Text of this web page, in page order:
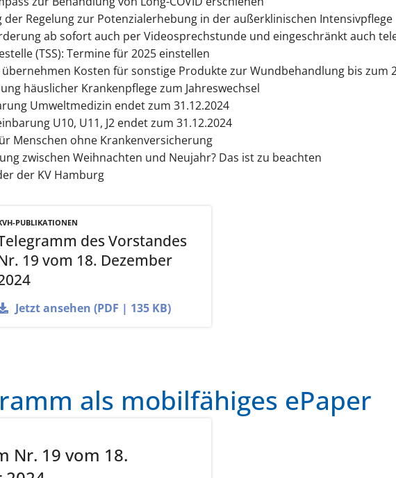
der Regelung zur Potenzialerhebung in der außerklinischen Intensivpflege
ab sofort auch per Videosprechstunde und eingeschränkt auch
(TSS): Termine für 2025 einstellen
übernehmen Kosten für sonstige Produkte zur Wundbehandlung bis zum
häuslicher Krankenpflege zum Jahreswechsel
Umweltmedizin endet zum 31.12.2024
U10, U11, J2 endet zum 31.12.2024
Menschen ohne Krankenversicherung
zwischen Weihnachten und Neujahr? Das ist zu beachten
der KV Hamburg
PUBLIKATIONEN
des Vorstandes
19 vom 18. Dezember
Jetzt ansehen (PDF | 135 KB)
als mobilfähiges ePaper
Nr. 19 vom 18.